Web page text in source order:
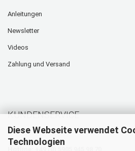
Diese Webseite verwendet
Technologien
Anleitungen
Newsletter
Videos
Zahlung und Versand
KUNDENSERVICE
Hotline: +49 (0) 5905 945 98 70